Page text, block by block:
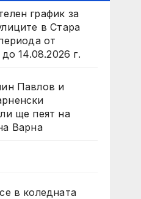
график за
в Стара
от
14.08.2026 г.
Павлов и
ще пеят на
Варна
в коледната